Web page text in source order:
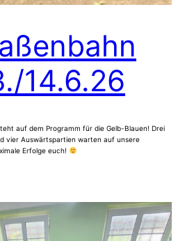
14.6.26
auf dem Programm für die Gelb-Blauen! Drei
vier Auswärtspartien warten auf unsere
Erfolge euch!